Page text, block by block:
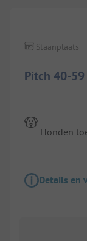
Pitch 40-
Staanplaats
Honden
Details en